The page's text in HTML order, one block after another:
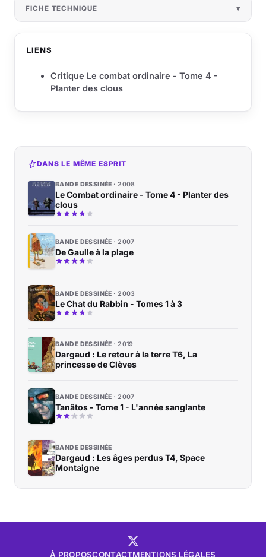
FICHE TECHNIQUE
LIENS
Critique Le combat ordinaire - Tome 4 -
Planter des clous
DANS LE MÊME ESPRIT
BANDE DESSINÉE 2008
Le Combat ordinaire - Tome 4 - Planter des
clous
BANDE DESSINÉE 2007
De Gaulle à la plage
BANDE DESSINÉE 2003
Le Chat du Rabbin - Tomes 1 à 3
BANDE DESSINÉE 2019
Dargaud : Le retour à la terre T6, La
princesse de Clèves
BANDE DESSINÉE 2007
Tanâtos - Tome 1 - L'année sanglante
BANDE DESSINÉE
Dargaud : Les âges perdus T4, Space
Montaigne
À PROPOSCONTACTMENTIONS LÉGALES